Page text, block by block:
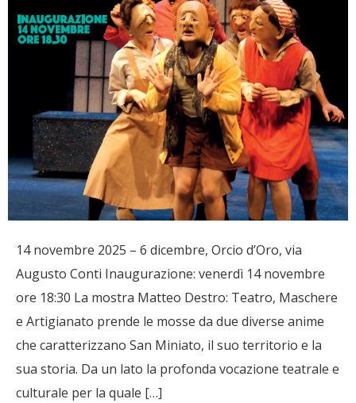
14 novembre 2025 – 6 dicembre, Orcio d’Oro, via
Augusto Conti Inaugurazione: venerdì 14 novembre
ore 18:30 La mostra Matteo Destro: Teatro, Maschere
e Artigianato prende le mosse da due diverse anime
che caratterizzano San Miniato, il suo territorio e la
sua storia. Da un lato la profonda vocazione teatrale e
culturale per la quale […]